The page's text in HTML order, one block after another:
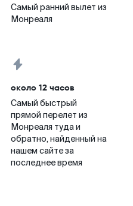
Самый ранний вылет из
Монреаля
около 12 часов
Самый быстрый
прямой перелет из
Монреаля туда и
обратно, найденный на
нашем сайте за
последнее время